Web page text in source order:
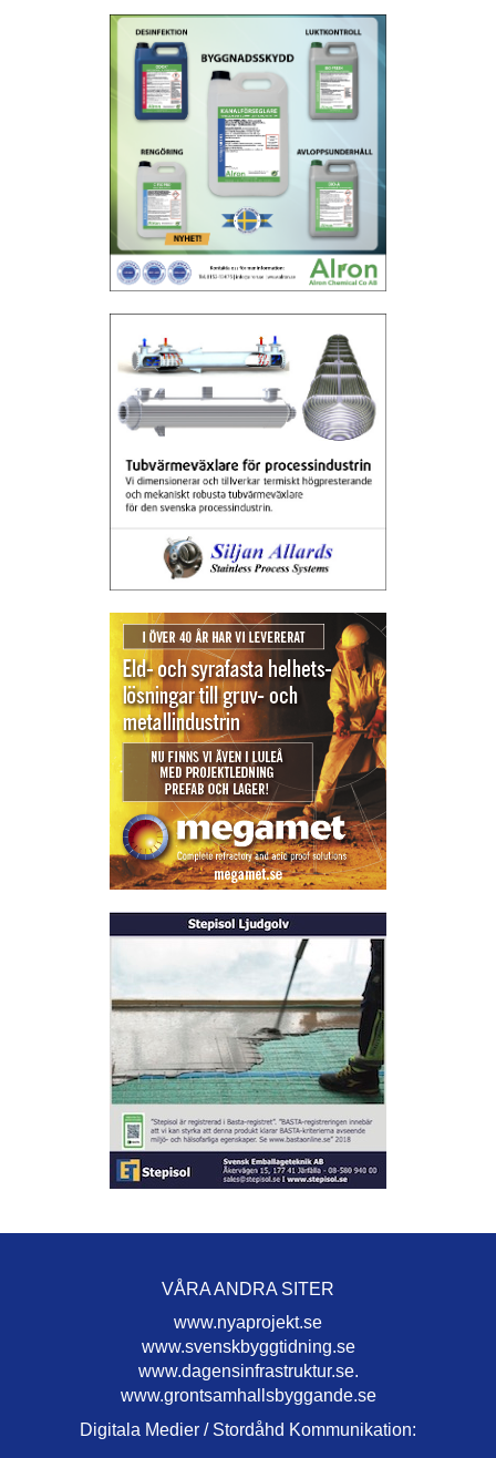
VÅRA ANDRA SITER
www.nyaprojekt.se
www.svenskbyggtidning.se
www.dagensinfrastruktur.se.
www.grontsamhallsbyggande.se
Digitala Medier / Stordåhd Kommunikation: